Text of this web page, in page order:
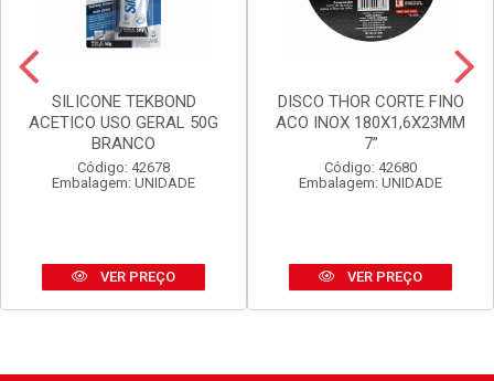
SILICONE TEKBOND
ACETICO USO GERAL 50G
BRANCO
Código: 42678
Embalagem: UNIDADE
VER PREÇO
DISCO THOR CORTE FINO
ACO INOX 180X1,6X23MM
7”
Código: 42680
Embalagem: UNIDADE
VER PREÇO